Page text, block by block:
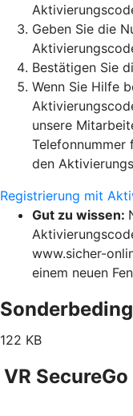
Geben Sie die
Bestätigen Sie
Wenn Sie Hilfe
unsere
Telefonnummer
den
Registrierung mit
Gut zu wissen:
www.sicher-
einem neuen
122 KB
VR